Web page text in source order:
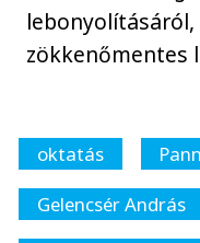
lebonyolításáról,
zökkenőmentes
oktatás
Gelencsér András